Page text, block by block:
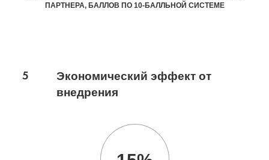
ПАРТНЕРА, БАЛЛОВ ПО 10-БАЛЛЬНОЙ СИСТЕМЕ
5
Экономический эффект от
внедрения